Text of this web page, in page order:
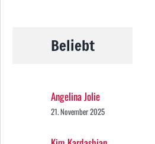
Beliebt
Angelina Jolie
21. November 2025